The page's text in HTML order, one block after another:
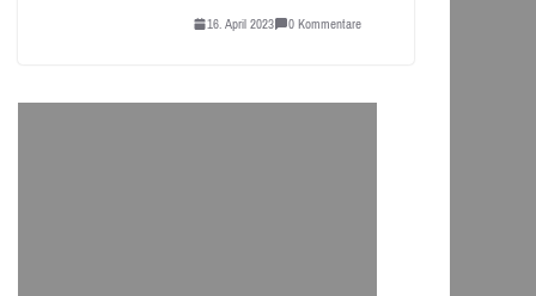
16. April 2023 0 Kommentare